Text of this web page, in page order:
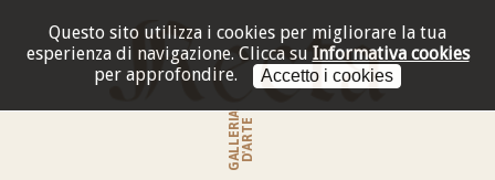
Questo sito utilizza i cookies per migliorare la tua
esperienza di navigazione. Clicca su Informativa cookies
per approfondire.
Accetto i cookies
GALLERIAD'ARTE